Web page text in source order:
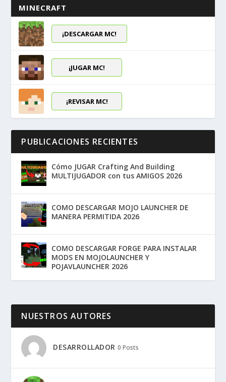
MINECRAFT
¡DESCARGAR MC!
¡JUGAR MC!
¡REVISAR MC!
PUBLICACIONES RECIENTES
Cómo JUGAR Crafting And Building
MULTIJUGADOR con tus AMIGOS 2026
COMO DESCARGAR MOJO LAUNCHER DE
MANERA PERMITIDA 2026
COMO DESCARGAR FORGE PARA INSTALAR
MODS EN MOJOLAUNCHER Y
POJAVLAUNCHER 2026
NUESTROS AUTORES
DESARROLLADOR 0 Posts